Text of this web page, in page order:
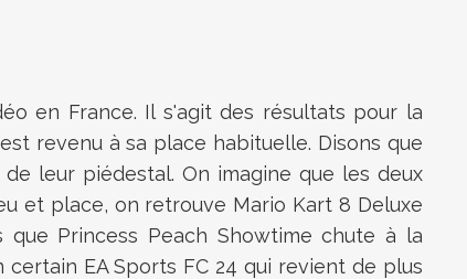
en France. Il s'agit des résultats pour la
revenu à sa place habituelle. Disons que
leur piédestal. On imagine que les deux
et place, on retrouve Mario Kart 8 Deluxe
Princess Peach Showtime chute à la
EA Sports FC 24 qui revient de plus